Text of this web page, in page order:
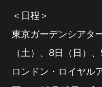
＜日程＞
東京ガーデンシア
（土）、8日（日）
ロンドン・ロイヤル